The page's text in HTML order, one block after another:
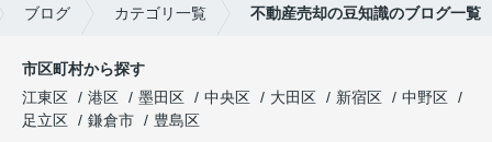
ブログ カテゴリ一覧 不動産売却の豆知識のブログ一覧
市区町村から探す
江東区
港区 墨田区 中央区 大田区 新宿区
中野区
足立区
鎌倉市
豊島区